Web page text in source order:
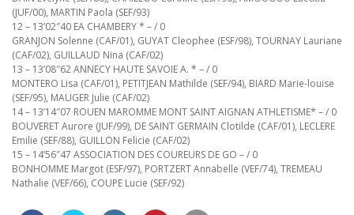
(JUF/00), MARTIN Paola (SEF/93)
12 – 13’02″40 EA CHAMBERY * – / 0
GRANJON Solenne (CAF/01), GUYAT Cleophee (ESF/98), TOURNAY Lauriane
(CAF/02), GUILLAUD Nina (CAF/02)
13 – 13’08″62 ANNECY HAUTE SAVOIE A. * – / 0
MONTERO Lisa (CAF/01), PETITJEAN Mathilde (SEF/94), BIARD Marie-louise
(SEF/95), MAUGER Julie (CAF/02)
14 – 13’14″07 ROUEN MAROMME MONT SAINT AIGNAN ATHLETISME* – / 0
BOUVERET Aurore (JUF/99), DE SAINT GERMAIN Clotilde (CAF/01), LECLERE
Emilie (SEF/88), GUILLON Felicie (CAF/02)
15 – 14’56″47 ASSOCIATION DES COUREURS DE GO – / 0
BONHOMME Margot (ESF/97), PORTZERT Annabelle (VEF/74), TREMEAU
Nathalie (VEF/66), COUPE Lucie (SEF/92)